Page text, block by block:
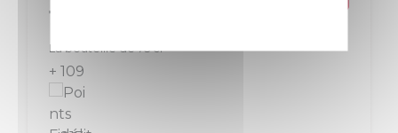
Prix
108,50 €
La bouteille de 75 cl
+ 109